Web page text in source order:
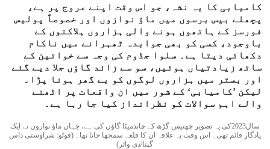
کامیابی کا یہ نشہ، جو اس وقت اپنے عروج پر ہے،
پچھلے بیس برسوں میں ماؤ نوازوں اور خصوصاً پولیس
فورسز کے ہاتھوں ہونے والی ہزاروں ہلاکتوں کے
باوجود، کسی کو بھی جوابدہ ٹھہرانے میں ناکام
دکھائی دیتا ہے۔ سلوا جڈوم کی وجہ سے خواتین کے
ساتھ زیادتیاں ہوئیں، سو سے زائد گاؤں جلا دیے گئے
اور بستر میں ہزاروں لوگوں کو بے گھر ہونا پڑا۔
لیکن ’کامیابی‘ کے شور میں ان واقعات پر اٹھنے
والے اہم سوالات کو نظرانداز کیا جا رہا ہے۔
سال2023کی یہ تصویر چھتیس گڑھ کے چاندمیٹا گاؤں کی ہے، جہاں ماؤ نوازوں نے ایک
یادگار قائم تھی۔ اس وقت یہ علاقہ ان کا قلعہ سمجھا جاتا تھا۔ (فوٹو: شراوستی داس
گپتا/دی وائر)